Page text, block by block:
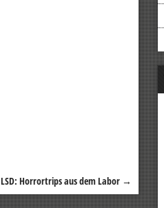
LSD: Horrortrips aus dem Labor →